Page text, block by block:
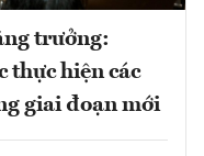
trưởng:
thực hiện các
giai đoạn mới